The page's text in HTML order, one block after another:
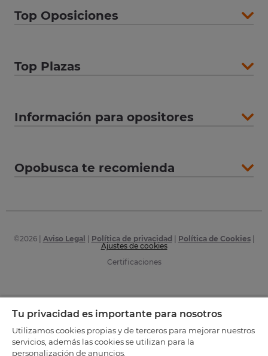
Top Oposiciones
Top Plazas
Información para opositores
Opobusca te recomienda
©2026| Aviso Legal Política de privacidad Política de Cookies|
Ajustes de cookies
Certificaciones
Tu privacidad es importante para nosotros
Utilizamos cookies propias y de terceros para mejorar nuestros
servicios, además las cookies se utilizan para la
personalización de anuncios.